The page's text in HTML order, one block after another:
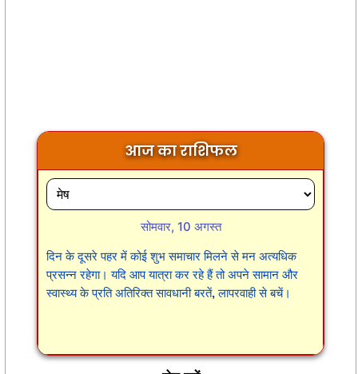
आज का राशिफल
सोमवार, 10 अगस्त
दिन के दूसरे पहर में कोई शुभ समाचार मिलने से मन अत्यधिक
प्रसन्न रहेगा। यदि आप यात्रा कर रहे हैं तो अपने सामान और
स्वास्थ्य के प्रति अतिरिक्त सावधानी बरतें, लापरवाही से बचें।